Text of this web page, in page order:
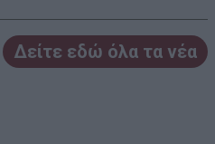
Δείτε εδώ όλα τα νέα